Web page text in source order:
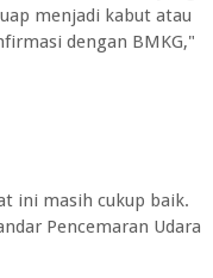
menjadi kabut atau
dengan BMKG,"
ini masih cukup baik.
Pencemaran Udara